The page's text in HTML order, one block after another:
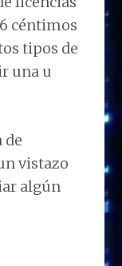
céntimos
tipos de
una u
de
vistazo
algún